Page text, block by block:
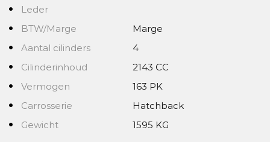
Leder
BTW/Marge
Marge
Aantal cilinders
4
Cilinderinhoud
2143 CC
Vermogen
163 PK
Carrosserie
Hatchback
Gewicht
1595 KG